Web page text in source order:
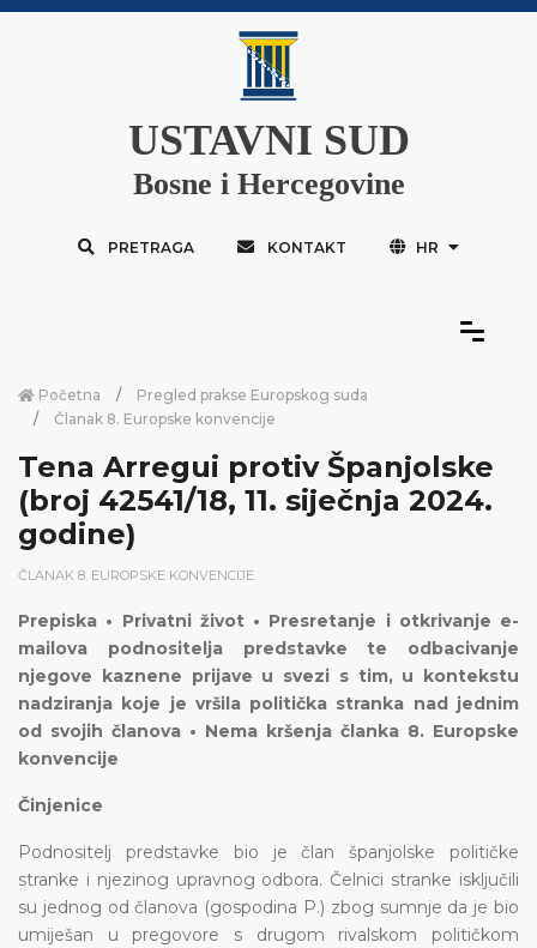
USTAVNI SUD
Bosne i Hercegovine
PRETRAGA KONTAKT HR
Početna
Pregled prakse Europskog suda
Članak 8. Europske konvencije
Tena Arregui protiv Španjolske
(broj 42541/18, 11. siječnja 2024.
godine)
ČLANAK 8. EUROPSKE KONVENCIJE
Prepiska • Privatni život • Presretanje i otkrivanje e-
mailova podnositelja predstavke te odbacivanje
njegove kaznene prijave u svezi s tim, u kontekstu
nadziranja koje je vršila politička stranka nad jednim
od svojih članova • Nema kršenja članka 8. Europske
konvencije
Činjenice
Podnositelj predstavke bio je član španjolske političke
stranke i njezinog upravnog odbora. Čelnici stranke isključili
su jednog od članova (gospodina P.) zbog sumnje da je bio
umiješan u pregovore s drugom rivalskom političkom